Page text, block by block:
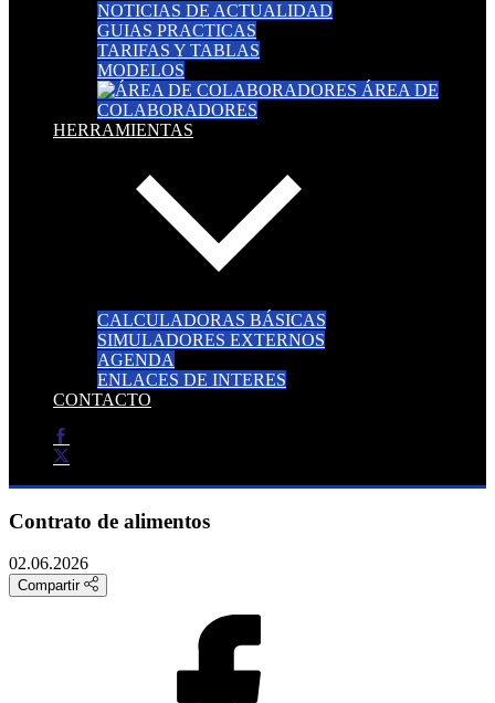
NOTICIAS DE ACTUALIDAD
GUIAS PRACTICAS
TARIFAS Y TABLAS
MODELOS
ÁREA DE
COLABORADORES
HERRAMIENTAS
CALCULADORAS BÁSICAS
SIMULADORES EXTERNOS
AGENDA
ENLACES DE INTERES
CONTACTO
Contrato de alimentos
02.06.2026
Compartir